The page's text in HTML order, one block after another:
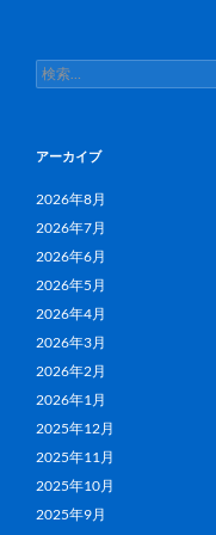
検
索:
アーカイブ
2026年8月
2026年7月
2026年6月
2026年5月
2026年4月
2026年3月
2026年2月
2026年1月
2025年12月
2025年11月
2025年10月
2025年9月